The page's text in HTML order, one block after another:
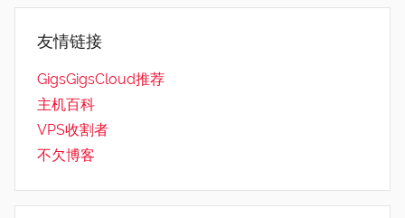
友情链接
GigsGigsCloud推荐
主机百科
VPS收割者
不欠博客